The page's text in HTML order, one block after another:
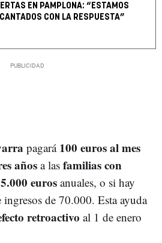
EN PAMPLONA: “ESTAMOS
CON LA RESPUESTA”
pagará 100 euros al mes
años a las familias con
euros anuales, o si hay
ingresos de 70.000. Esta ayuda
retroactivo al 1 de enero